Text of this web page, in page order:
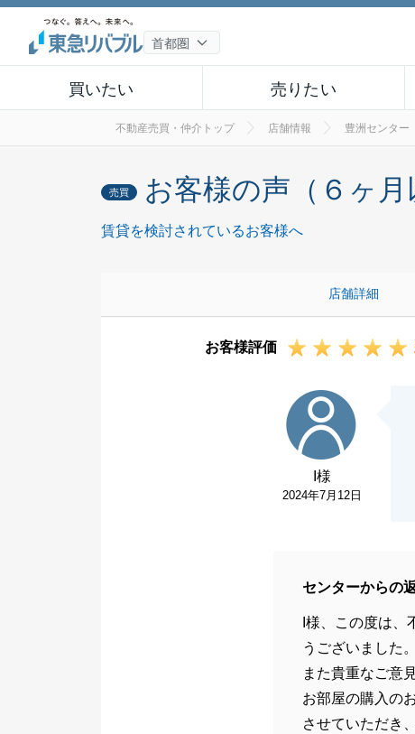
買いたい 売りたい
不動産売買・仲介トップ 店舗情報 豊洲センター
売買 お客様の声（６ヶ月
賃貸を検討されているお客様へ
店舗詳細
お客様評価
I様
2024年7月12日
センターからの
I様、この度は、
うございました。
また貴重なご意
お部屋の購入の
させていただき